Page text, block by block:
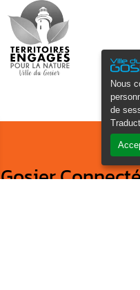
Nous
de
Gosier